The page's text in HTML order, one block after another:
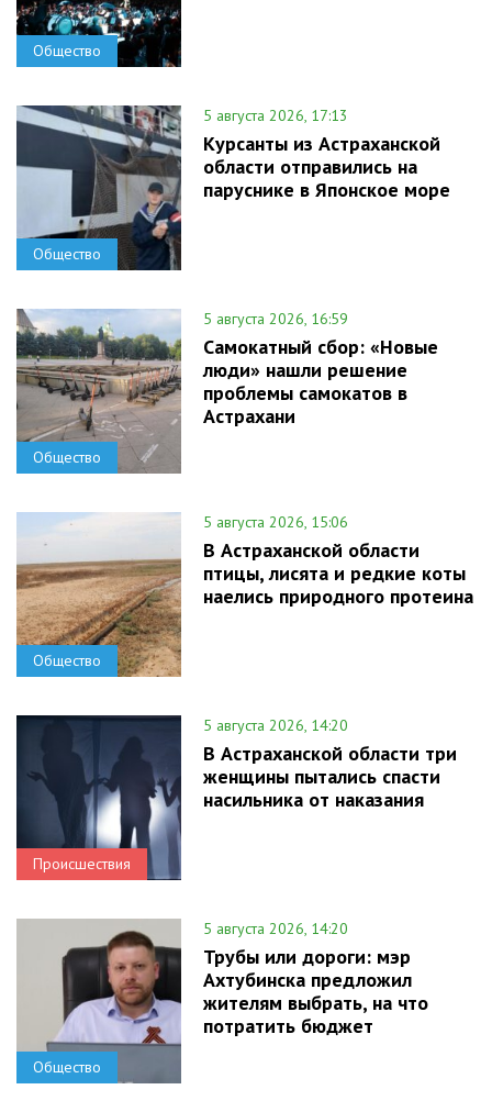
Общество
Общество
5 августа 2026, 17:13
Курсанты из Астраханской
области отправились на
паруснике в Японское море
Общество
5 августа 2026, 16:59
Самокатный сбор: «Новые
люди» нашли решение
проблемы самокатов в
Астрахани
Общество
5 августа 2026, 15:06
В Астраханской области
птицы, лисята и редкие коты
наелись природного протеина
Происшествия
5 августа 2026, 14:20
В Астраханской области три
женщины пытались спасти
насильника от наказания
Общество
5 августа 2026, 14:20
Трубы или дороги: мэр
Ахтубинска предложил
жителям выбрать, на что
потратить бюджет